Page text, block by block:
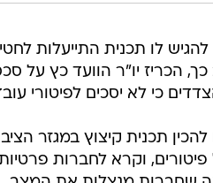
לו תכנית התייעלות
בחברה. עקב כך, הכריז יו"ר הוועד כץ על
כי לא יסכים לפיטורי
תכנית קיצוץ במגזר
פיטורים, וקרא לחברות